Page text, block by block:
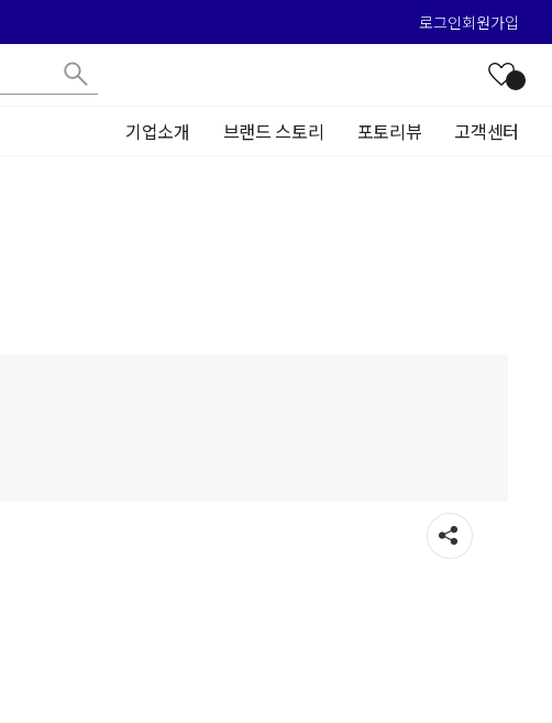
로그인회원가입
기업소개 브랜드 스토리 포토리뷰 고객센터